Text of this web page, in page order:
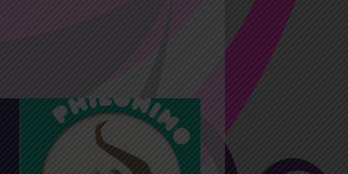
12 Juil 2022 10:30 11:30
Histoires en l’air avec les